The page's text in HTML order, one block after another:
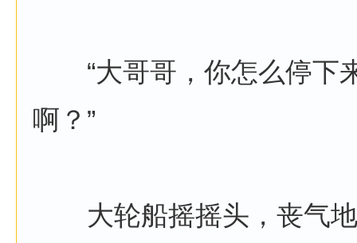
“大哥哥，你怎么停下
啊？”
大轮船摇摇头，丧气地